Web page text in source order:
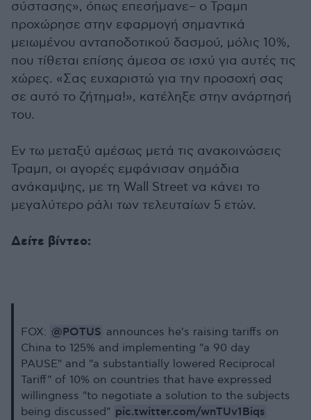
σύστασης», όπως επεσήμανε– ο Τραμπ
προχώρησε στην εφαρμογή σημαντικά
μειωμένου ανταποδοτικού δασμού, μόλις 10%,
που τίθεται επίσης άμεσα σε ισχύ για αυτές τις
χώρες. «Σας ευχαριστώ για την προσοχή σας
σε αυτό το ζήτημα!», κατέληξε στην ανάρτησή
του.
Εν τω μεταξύ αμέσως μετά τις ανακοινώσεις
Τραμπ, οι αγορές εμφάνισαν σημάδια
ανάκαμψης, με τη Wall Street να κάνει το
μεγαλύτερο ράλι των τελευταίων 5 ετών.
Δείτε βίντεο:
FOX: @POTUS announces he's raising tariffs on
China to 125% and implementing "a 90 day
PAUSE" and "a substantially lowered Reciprocal
Tariff" of 10% on countries that have expressed
willingness "to negotiate a solution to the subjects
being discussed" pic.twitter.com/wnTUv1Biqs